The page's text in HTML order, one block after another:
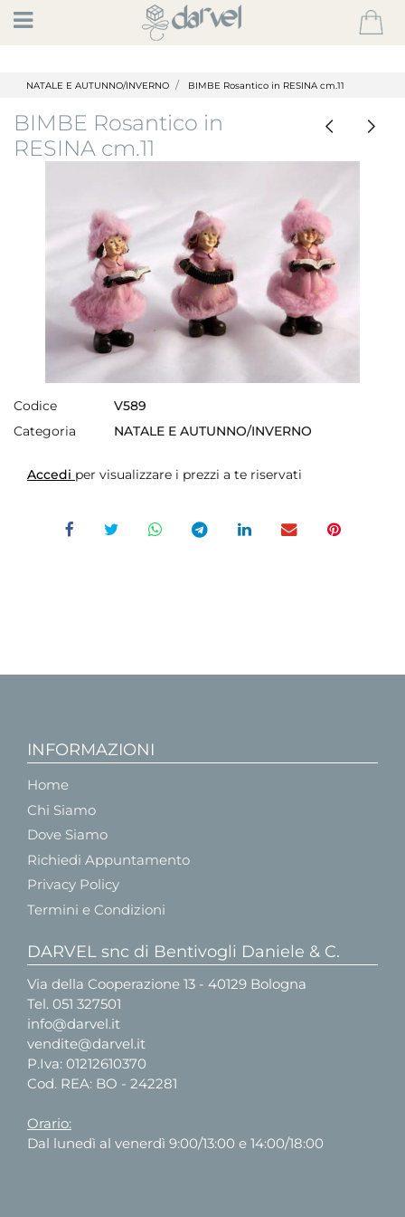
Open
NATALE E AUTUNNO/INVERNO BIMBE Rosantico in RESINA cm.11
BIMBE Rosantico in
RESINA cm.11
Codice
V589
Categoria
NATALE E AUTUNNO/INVERNO
Accedi per visualizzare i prezzi a te riservati
INFORMAZIONI
Home
Chi Siamo
Dove Siamo
Richiedi Appuntamento
Privacy Policy
Termini e Condizioni
DARVEL snc di Bentivogli Daniele & C.
Via della Cooperazione 13 - 40129 Bologna
Tel. 051 327501
info@darvel.it
vendite@darvel.it
P.Iva: 01212610370
Cod. REA: BO - 242281
Orario:
Dal lunedì al venerdì 9:00/13:00 e 14:00/18:00